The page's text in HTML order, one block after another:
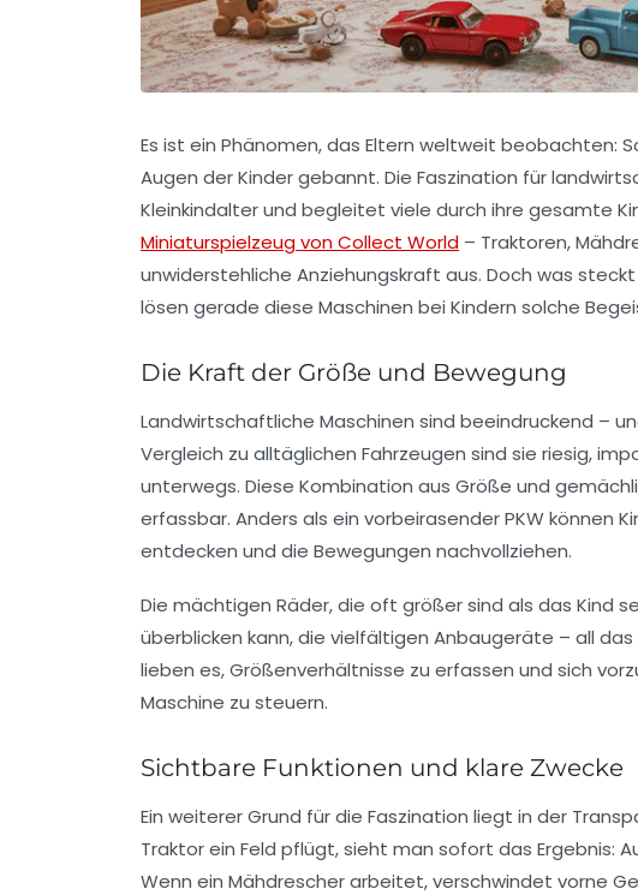
Es ist ein Phänomen, das Eltern weltweit beobachten:
Augen der Kinder gebannt. Die Faszination für
Kleinkindalter und begleitet viele durch ihre gesamte
Miniaturspielzeug von Collect World – Traktoren,
unwiderstehliche Anziehungskraft aus. Doch was
lösen gerade diese Maschinen bei Kindern solche
Die Kraft der Größe und Bewegung
Landwirtschaftliche Maschinen sind beeindruckend –
Vergleich zu alltäglichen Fahrzeugen sind sie riesig,
unterwegs. Diese Kombination aus Größe und
erfassbar. Anders als ein vorbeirasender PKW können
entdecken und die Bewegungen nachvollziehen.
Die mächtigen Räder, die oft größer sind als das Kind
überblicken kann, die vielfältigen Anbaugeräte – all
lieben es, Größenverhältnisse zu erfassen und sich
Maschine zu steuern.
Sichtbare Funktionen und klare Zwecke
Ein weiterer Grund für die Faszination liegt in der
Traktor ein Feld pflügt, sieht man sofort das Ergebnis:
Wenn ein Mähdrescher arbeitet, verschwindet vorne